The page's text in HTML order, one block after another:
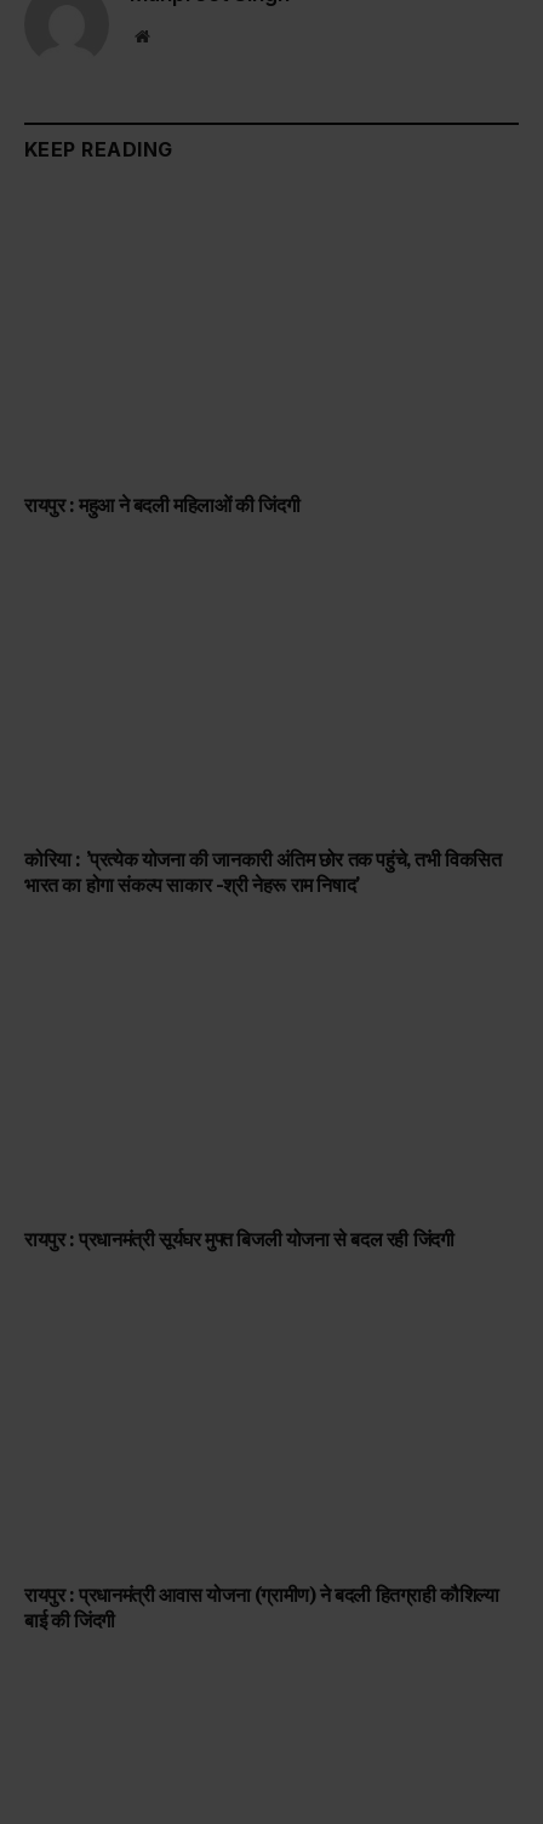
Website
KEEP READING
रायपुर : महुआ ने बदली महिलाओं की जिंदगी
कोरिया : ’प्रत्येक योजना की जानकारी अंतिम छोर तक पहुंचे, तभी विकसित
भारत का होगा संकल्प साकार -श्री नेहरू राम निषाद’
रायपुर : प्रधानमंत्री सूर्यघर मुफ्त बिजली योजना से बदल रही जिंदगी
रायपुर : प्रधानमंत्री आवास योजना (ग्रामीण) ने बदली हितग्राही कौशिल्या
बाई की जिंदगी